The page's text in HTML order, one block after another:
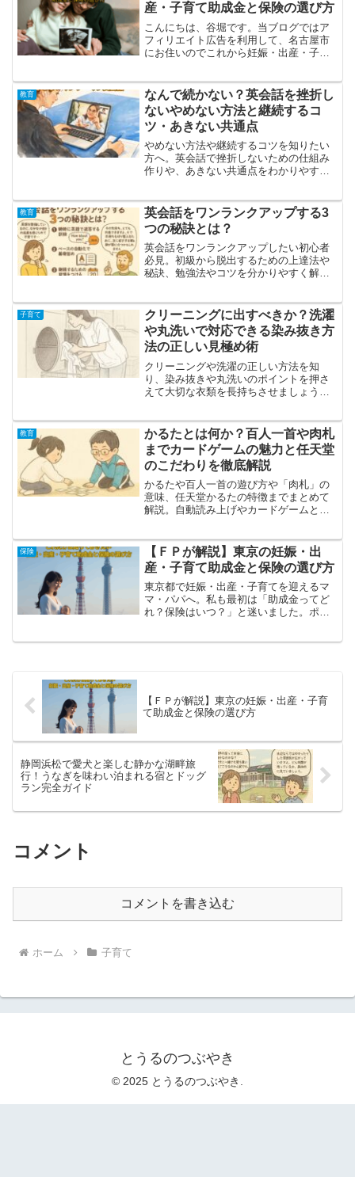
産・子育て助成金と保険の選び方
こんにちは、谷堀です。当ブログではア
フィリエイト広告を利用して、名古屋市
にお住いのでこれから妊娠・出産・子育
請？」で頭がいっぱいでした。ポイント
は公的支援で土台を作り、保険...
教育
なんで続かない？英会話を挫折し
ないやめない方法と継続するコ
ツ・あきない共通点
やめない方法や継続するコツを知りたい
方へ。英会話で挫折しないための仕組み
作りや、あきない共通点をわかりやすく
教育
英会話をワンランクアップする3
つの秘訣とは？
英会話をワンランクアップしたい初心者
必見。初級から脱出するための上達法や
秘訣、勉強法やコツを分かりやすく解
子育て
クリーニングに出すべきか？洗濯
や丸洗いで対応できる染み抜き方
法の正しい見極め術
クリーニングや洗濯の正しい方法を知
り、染み抜きや丸洗いのポイントを押さ
えて大切な衣類を長持ちさせましょう。
教育
かるたとは何か？百人一首や肉札
までカードゲームの魅力と任天堂
のこだわりを徹底解説
かるたや百人一首の遊び方や「肉札」の
意味、任天堂かるたの特徴までまとめて
解説。自動読み上げやカードゲームとし
保険
【ＦＰが解説】東京の妊娠・出
産・子育て助成金と保険の選び方
東京都で妊娠・出産・子育てを迎えるマ
マ・パパへ。私も最初は「助成金ってど
れ？保険はいつ？」と迷いました。ポイ
娠判明から大学まで、東京都で使える制
度と保険の使い分けを時系列でやさしく
【ＦＰが解説】東京の妊娠・出産・子育
て助成金と保険の選び方
静岡浜松で愛犬と楽しむ静かな湖畔旅
行！うなぎを味わい泊まれる宿とドッグ
ラン完全ガイド
コメント
コメントを書き込む
ホーム 子育て
とうるのつぶやき
© 2025 とうるのつぶやき.